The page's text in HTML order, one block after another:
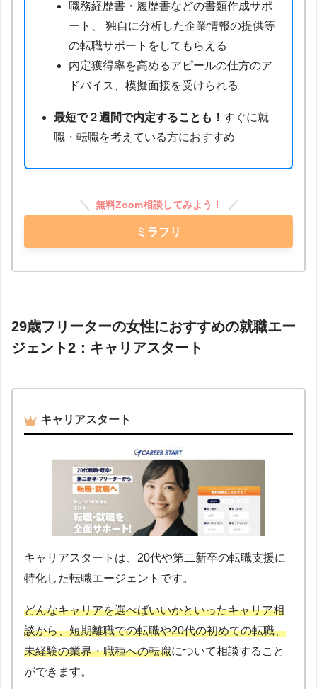
職務経歴書・履歴書などの書類作成サポ
ート、 独自に分析した企業情報の提供等
の転職サポートをしてもらえる
内定獲得率を高めるアピールの仕方のア
ドバイス、模擬面接を受けられる
最短で２週間で内定することも！すぐに就
職・転職を考えている方におすすめ
無料Zoom相談してみよう！
ミラフリ
29歳フリーターの女性におすすめの就職エー
ジェント2：キャリアスタート
キャリアスタート
キャリアスタートは、20代や第二新卒の転職支援に
特化した転職エージェントです。
どんなキャリアを選べばいいかといったキャリア相
談から、短期離職での転職や20代の初めての転職、
未経験の業界・職種への転職について相談すること
ができます。